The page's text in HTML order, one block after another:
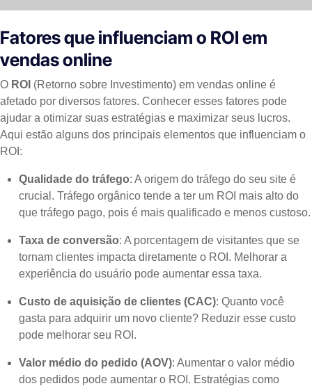
Fatores que influenciam o ROI em
vendas online
O ROI (Retorno sobre Investimento) em vendas online é
afetado por diversos fatores. Conhecer esses fatores pode
ajudar a otimizar suas estratégias e maximizar seus lucros.
Aqui estão alguns dos principais elementos que influenciam o
ROI:
Qualidade do tráfego: A origem do tráfego do seu site é
crucial. Tráfego orgânico tende a ter um ROI mais alto do
que tráfego pago, pois é mais qualificado e menos custoso.
Taxa de conversão: A porcentagem de visitantes que se
tornam clientes impacta diretamente o ROI. Melhorar a
experiência do usuário pode aumentar essa taxa.
Custo de aquisição de clientes (CAC): Quanto você
gasta para adquirir um novo cliente? Reduzir esse custo
pode melhorar seu ROI.
Valor médio do pedido (AOV): Aumentar o valor médio
dos pedidos pode aumentar o ROI. Estratégias como